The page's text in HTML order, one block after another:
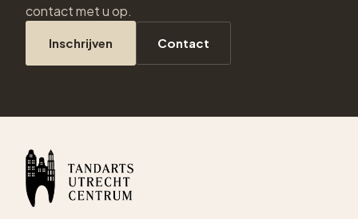
contact met u op.
Inschrijven Contact